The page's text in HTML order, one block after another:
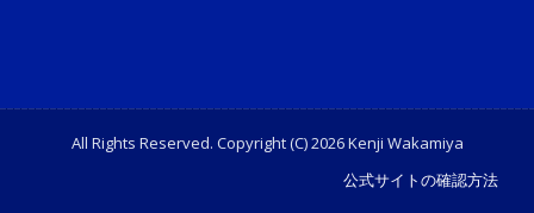
All Rights Reserved. Copyright (C) 2026 Kenji Wakamiya
公式サイトの確認方法